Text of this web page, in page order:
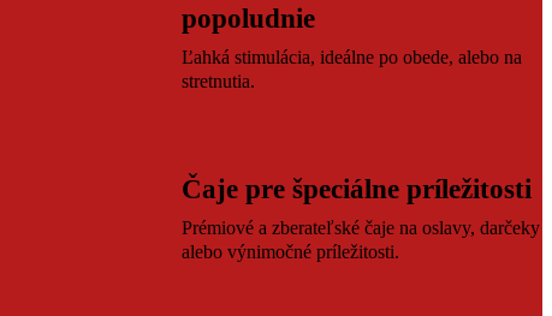
popoludnie
Ľahká stimulácia, ideálne po obede, alebo na
stretnutia.
Čaje pre špeciálne príležitosti
Prémiové a zberateľské čaje na oslavy, darčeky
alebo výnimočné príležitosti.